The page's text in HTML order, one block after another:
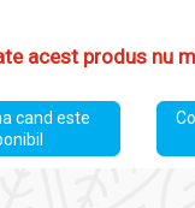
acest produs nu
cand este